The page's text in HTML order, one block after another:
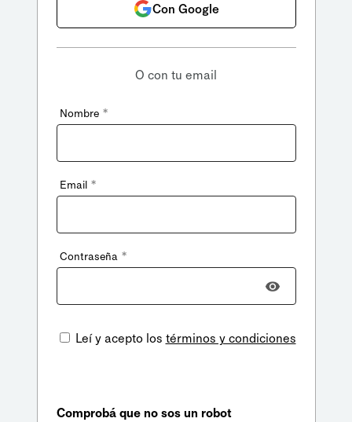
Con Google
O con tu email
Nombre *
Email *
Contraseña *
Leí y acepto los términos y condiciones
Comprobá que no sos un robot